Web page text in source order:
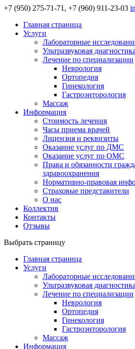
+7 (950) 275-71-71, +7 (960) 911-23-03
Главная страница
Услуги
Лабораторные
Ультразвуковая
Лечение по специализации
Неврология
Ортопедия
Гинекология
Гастроэнторология
Массаж
Информация
Стоимость лечения
Часы приема врачей
Лицензия и реквизиты
Оказание услуг по ДМС
Оказание услуг по ОМС
Права и обязанности
здравоохранения
Нормативно-правовая
Страховые представители
О нас
Коллектив
Контакты
Отзывы
Выбрать страницу
Главная страница
Услуги
Лабораторные
Ультразвуковая
Лечение по специализации
Неврология
Ортопедия
Гинекология
Гастроэнторология
Массаж
Информация